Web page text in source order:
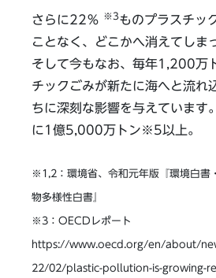
さらに22％ ※3ものプラスチッ
ことなく、どこかへ消えてしま
そして今もなお、毎年1,200万
チックごみが新たに海へと流れ
ちに深刻な影響を与えています
に1億5,000万トン※5以上。
※1,2：環境省、令和元年版『環境白書
物多様性白書』
※3：OECDレポート
https://www.oecd.org/en/about/
22/02/plastic-pollution-is-growing-